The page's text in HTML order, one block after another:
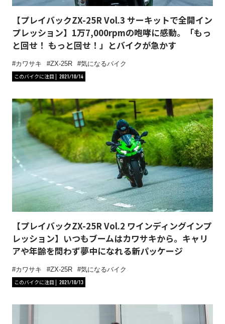
【プレイバックZX-25R Vol.3 サーキットで全開イン
プレッション】1万7,000rpmの咆哮に感動。「もっ
と回せ！ もっと回せ！」とバイクが急かす
カワサキ ZX-25R
気になるバイク
このバイクに注目
2021/10/14
【プレイバックZX-25R Vol.2 ワインディングインプ
レッション】いつもブームはカワサキから。キャリ
アや年齢を問わず夢中になれる新パッケージ
カワサキ ZX-25R
気になるバイク
このバイクに注目
2021/10/13